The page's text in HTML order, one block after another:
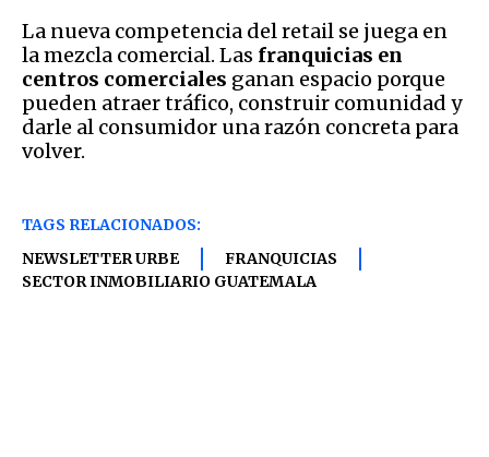
La nueva competencia del retail se juega en
la mezcla comercial. Las franquicias en
centros comerciales ganan espacio porque
pueden atraer tráfico, construir comunidad y
darle al consumidor una razón concreta para
volver.
TAGS RELACIONADOS:
NEWSLETTER URBE
FRANQUICIAS
SECTOR INMOBILIARIO GUATEMALA